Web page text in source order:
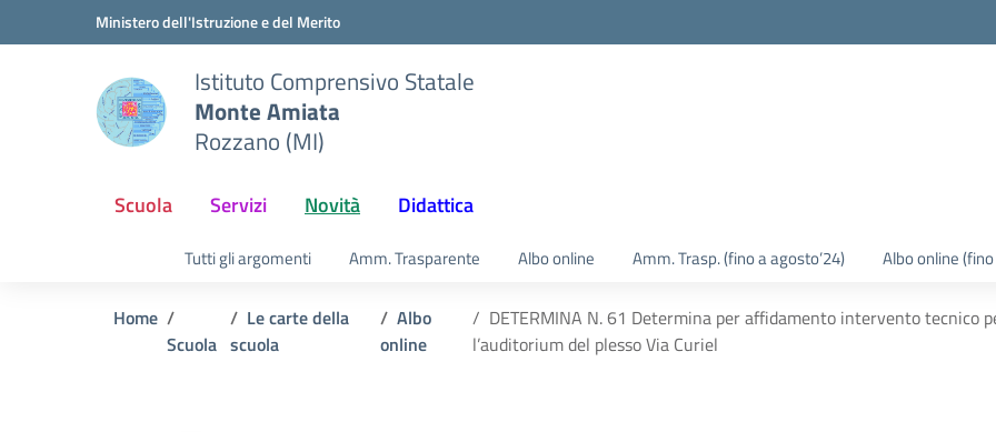
Vai ai contenuti
Vai al menu di navigazioneMinistero dell'Istruzione e del Merito
Istituto Comprensivo Statale
Monte Amiata
Rozzano (MI)
Scuola Servizi Novità Didattica
Tutti gli argomenti Amm. Trasparente Albo online Amm. Trasp. (fino a agosto’24) Albo online
Home
Scuola
Le carte della
scuola
Albo
online
DETERMINA N. 61 Determina per affidamento intervento tecnico
l’auditorium del plesso Via Curiel